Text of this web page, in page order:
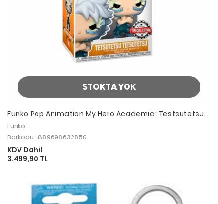
STOKTA YOK
Funko Pop Animation My Hero Academia: Testsutetsu
Tetsutetsu
Funko
Barkodu : 889698632850
KDV Dahil
3.499,90 TL